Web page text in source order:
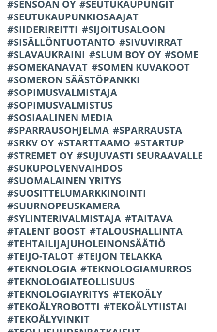
SENSOAN OY
SEUTUKAUPUNGIT
SEUTUKAUPUNKIOSAAJAT
SIIDERIREITTI
SIJOITUSALOON
SISÄLLÖNTUOTANTO
SIVUVIRRAT
SLAVAUKRAINI
SLUM BOY OY
SOME
SOMEKANAVAT
SOMEN KUVAKOOT
SOMERON SÄÄSTÖPANKKI
SOPIMUSVALMISTAJA
SOPIMUSVALMISTUS
SOSIAALINEN MEDIA
SPARRAUSOHJELMA
SPARRAUSTA
SRKV OY
STARTTAAMO
STARTUP
STREMET OY
SUJUVASTI SEURAAVALLE
SUKUPOLVENVAIHDOS
SUOMALAINEN YRITYS
SUOSITTELUMARKKINOINTI
SUURNOPEUSKAMERA
SYLINTERIVALMISTAJA
TAITAVA
TALENT BOOST
TALOUSHALLINTA
TEHTAILIJAJUHOLEINONSÄÄTIÖ
TEIJO-TALOT
TEIJON TELAKKA
TEKNOLOGIA
TEKNOLOGIAMURROS
TEKNOLOGIATEOLLISUUS
TEKNOLOGIAYRITYS
TEKOÄLY
TEKOÄLYROBOTTI
TEKOÄLYTIISTAI
TEKOÄLYVINKIT